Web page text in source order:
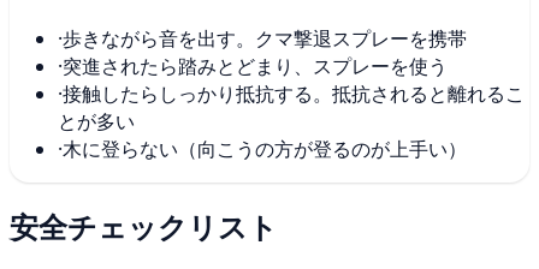
·歩きながら音を出す。クマ撃退スプレーを携帯
·突進されたら踏みとどまり、スプレーを使う
·接触したらしっかり抵抗する。抵抗されると離れるこ
とが多い
·木に登らない（向こうの方が登るのが上手い）
安全チェックリスト